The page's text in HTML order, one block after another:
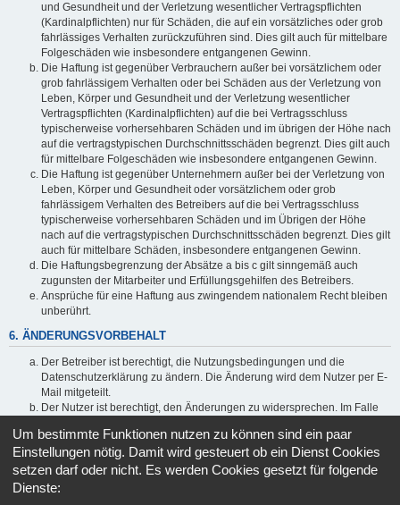
und Gesundheit und der Verletzung wesentlicher Vertragspflichten
(Kardinalpflichten) nur für Schäden, die auf ein vorsätzliches oder grob
fahrlässiges Verhalten zurückzuführen sind. Dies gilt auch für mittelbare
Folgeschäden wie insbesondere entgangenen Gewinn.
Die Haftung ist gegenüber Verbrauchern außer bei vorsätzlichem oder
grob fahrlässigem Verhalten oder bei Schäden aus der Verletzung von
Leben, Körper und Gesundheit und der Verletzung wesentlicher
Vertragspflichten (Kardinalpflichten) auf die bei Vertragsschluss
typischerweise vorhersehbaren Schäden und im übrigen der Höhe nach
auf die vertragstypischen Durchschnittsschäden begrenzt. Dies gilt auch
für mittelbare Folgeschäden wie insbesondere entgangenen Gewinn.
Die Haftung ist gegenüber Unternehmern außer bei der Verletzung von
Leben, Körper und Gesundheit oder vorsätzlichem oder grob
fahrlässigem Verhalten des Betreibers auf die bei Vertragsschluss
typischerweise vorhersehbaren Schäden und im Übrigen der Höhe
nach auf die vertragstypischen Durchschnittsschäden begrenzt. Dies gilt
auch für mittelbare Schäden, insbesondere entgangenen Gewinn.
Die Haftungsbegrenzung der Absätze a bis c gilt sinngemäß auch
zugunsten der Mitarbeiter und Erfüllungsgehilfen des Betreibers.
Ansprüche für eine Haftung aus zwingendem nationalem Recht bleiben
unberührt.
6. ÄNDERUNGSVORBEHALT
Der Betreiber ist berechtigt, die Nutzungsbedingungen und die
Datenschutzerklärung zu ändern. Die Änderung wird dem Nutzer per E-
Mail mitgeteilt.
Der Nutzer ist berechtigt, den Änderungen zu widersprechen. Im Falle
bestehende Vertragsverhältnis mit sofortiger Wirkung.
Die Änderungen gelten als anerkannt und verbindlich, wenn der Nutzer
den Änderungen zugestimmt hat.
Informationen über den Umgang mit deinen persönlichen Daten
Um bestimmte Funktionen nutzen zu können sind ein paar
Einstellungen nötig. Damit wird gesteuert ob ein Dienst Cookies
setzen darf oder nicht. Es werden Cookies gesetzt für folgende
Dienste: